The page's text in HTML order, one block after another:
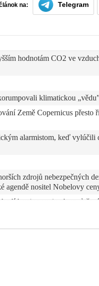
na: Telegram
hodnotám CO2 ve
klimatickou
Země Copernicus přesto
alarmistom, keď vylúčili
zdrojů nebezpečných
agendě nositel Nobelovy
lídrovi v protiruskom
štátu likviduje
vedy v spolupráci so